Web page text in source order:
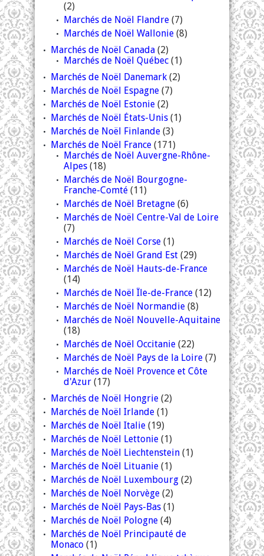
(2)
Marchés de Noël Flandre (7)
Marchés de Noël Wallonie (8)
Marchés de Noël Canada (2)
Marchés de Noël Québec (1)
Marchés de Noël Danemark (2)
Marchés de Noël Espagne (7)
Marchés de Noël Estonie (2)
Marchés de Noël États-Unis (1)
Marchés de Noël Finlande (3)
Marchés de Noël France (171)
Marchés de Noël Auvergne-Rhône-
Alpes (18)
Marchés de Noël Bourgogne-
Franche-Comté (11)
Marchés de Noël Bretagne (6)
Marchés de Noël Centre-Val de Loire
(7)
Marchés de Noël Corse (1)
Marchés de Noël Grand Est (29)
Marchés de Noël Hauts-de-France
(14)
Marchés de Noël Île-de-France (12)
Marchés de Noël Normandie (8)
Marchés de Noël Nouvelle-Aquitaine
(18)
Marchés de Noël Occitanie (22)
Marchés de Noël Pays de la Loire (7)
Marchés de Noël Provence et Côte
d'Azur (17)
Marchés de Noël Hongrie (2)
Marchés de Noël Irlande (1)
Marchés de Noël Italie (19)
Marchés de Noël Lettonie (1)
Marchés de Noël Liechtenstein (1)
Marchés de Noël Lituanie (1)
Marchés de Noël Luxembourg (2)
Marchés de Noël Norvège (2)
Marchés de Noël Pays-Bas (1)
Marchés de Noël Pologne (4)
Marchés de Noël Principauté de
Monaco (1)